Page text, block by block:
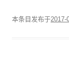
本条目发布于2017-